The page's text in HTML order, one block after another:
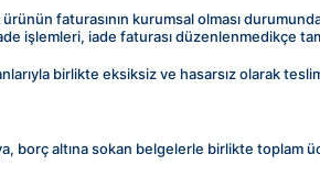
faturasının kurumsal olması
işlemleri, iade faturası düzenlenmedikçe
birlikte eksiksiz ve hasarsız olarak
borç altına sokan belgelerle birlikte